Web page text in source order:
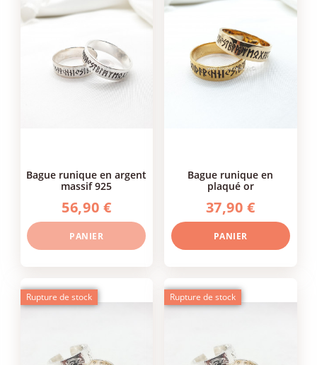
bague runique en argent
massif 925
56,90 €
PANIER
bague runique en
plaqué or
37,90 €
PANIER
Rupture de stock Rupture de stock